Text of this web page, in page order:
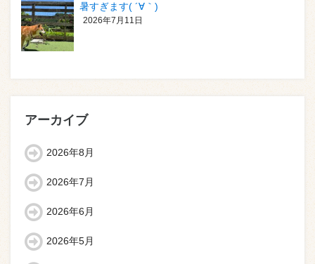
暑すぎます( ´∀｀)
2026年7月11日
アーカイブ
2026年8月
2026年7月
2026年6月
2026年5月